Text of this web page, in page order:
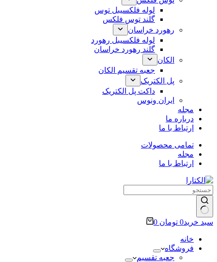
لوله فلکسیبل توس
گلند توس فلکس
رهورد خراسان
لوله فلکسیبل رهورد
گلند رهورد خراسان
الکان
جعبه تقسیم الکان
پل الکتریک
داکت پل الکتریک
ایران ونوس
مجله
درباره ما
ارتباط با ما
تمامی محصولات
مجله
ارتباط با ما
سبد خرید0 تومان 0
خانه
فروشگاه
جعبه تقسیم